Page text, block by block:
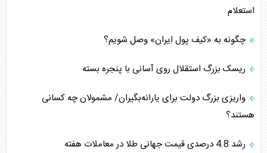
استعلام
چگونه به «کیف پول ایران» وصل شویم؟
ریسک بزرگ استقلال روی آسانی با پنجره بسته
واریزی بزرگ دولت برای یارانه‌بگیران/ مشمولان چه کسانی
هستند؟
رشد 4.8 درصدی قیمت جهانی طلا در معاملات هفته